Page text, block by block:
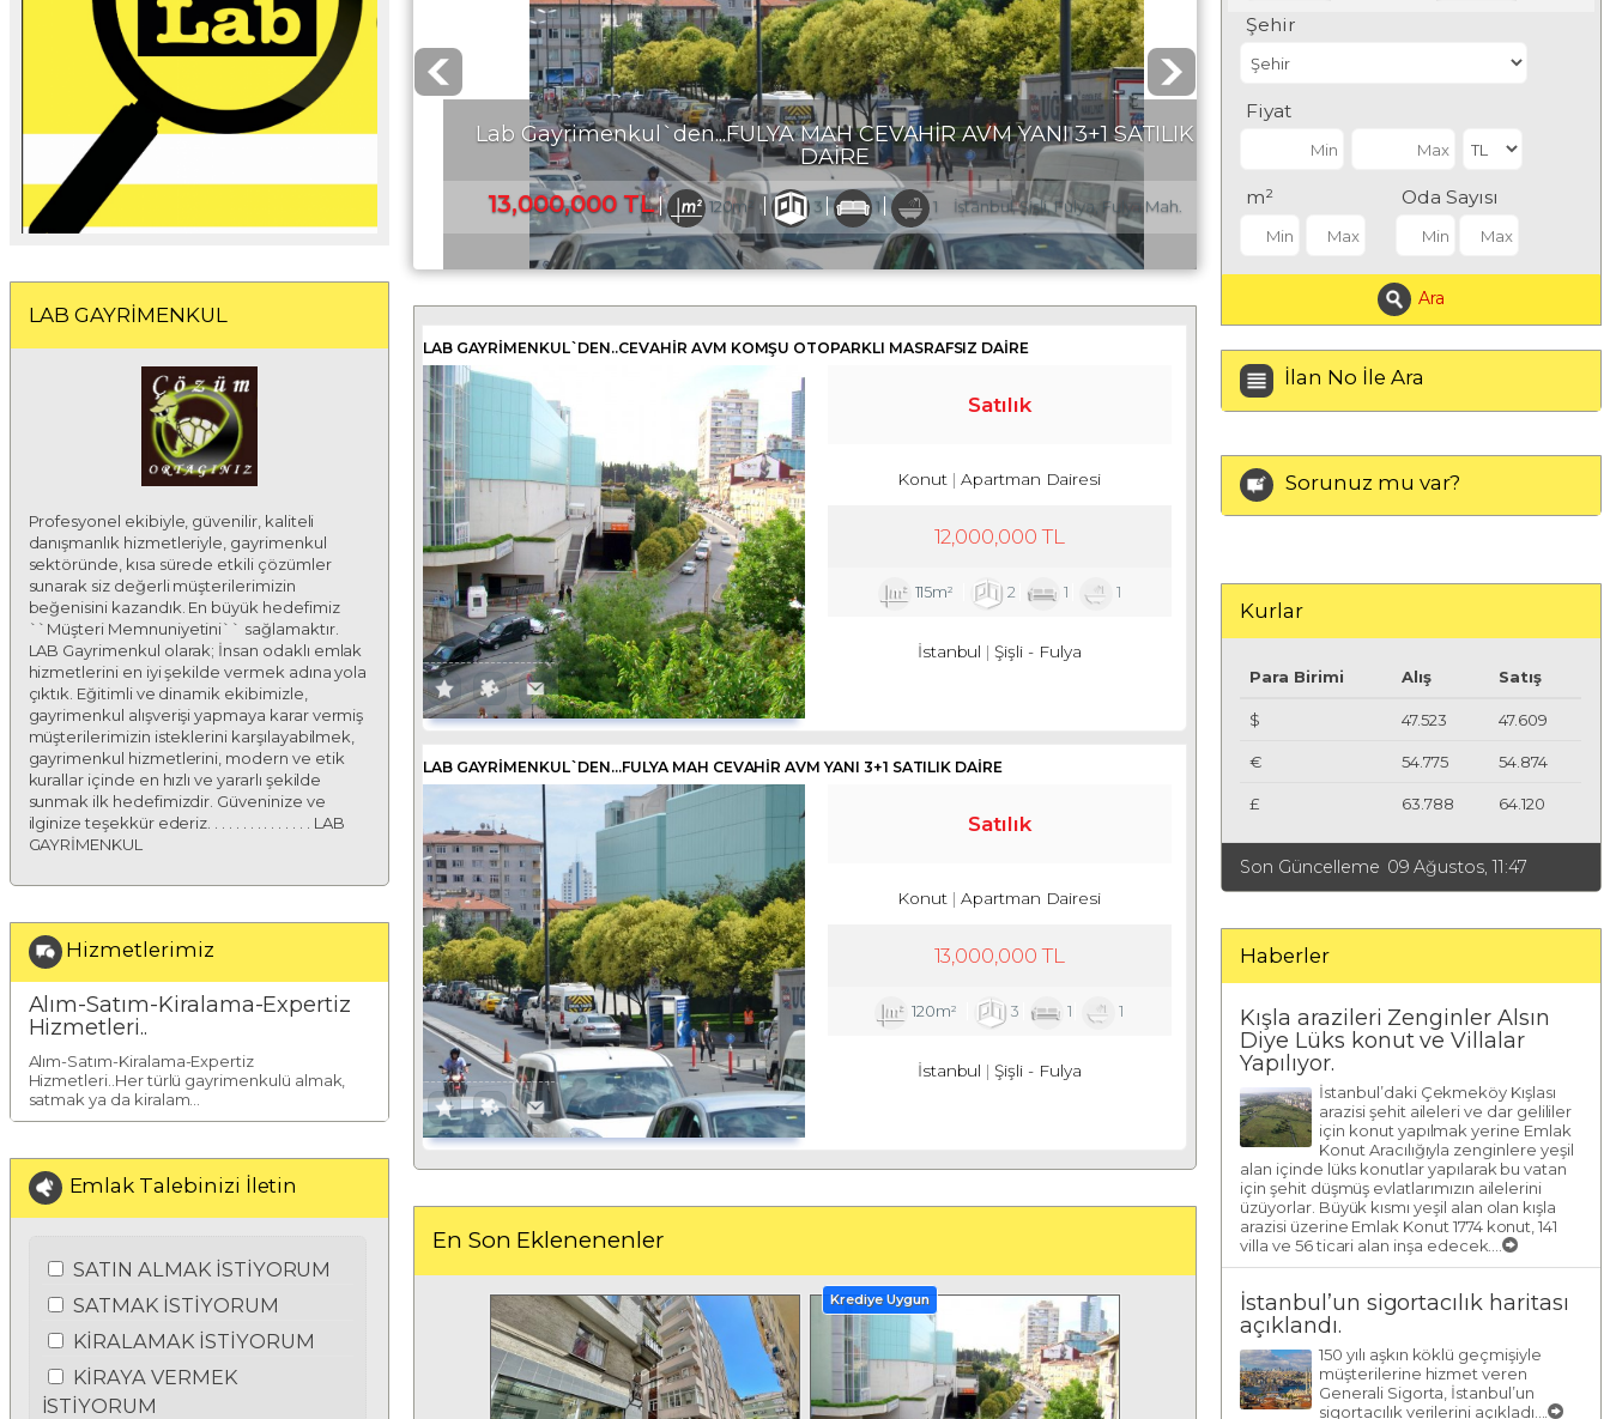
LAB GAYRİMENKUL
Profesyonel ekibiyle, güvenilir, kaliteli
danışmanlık hizmetleriyle, gayrimenkul
sektöründe, kısa sürede etkili çözümler
sunarak siz değerli müşterilerimizin
beğenisini kazandık. En büyük hedefimiz
``Müşteri Memnuniyetini`` sağlamaktır.
LAB Gayrimenkul olarak; İnsan odaklı emlak
hizmetlerini en iyi şekilde vermek adına yola
çıktık. Eğitimli ve dinamik ekibimizle,
gayrimenkul alışverişi yapmaya karar vermiş
müşterilerimizin isteklerini karşılayabilmek,
gayrimenkul hizmetlerini, modern ve etik
kurallar içinde en hızlı ve yararlı şekilde
sunmak ilk hedefimizdir. Güveninize ve
ilginize teşekkür ederiz. . . . . . . . . . . . . . . LAB
GAYRİMENKUL
Hizmetlerimiz
Alım-Satım-Kiralama-Expertiz
Hizmetleri..
Alım-Satım-Kiralama-Expertiz
Hizmetleri..Her türlü gayrimenkulü almak,
satmak ya da kiralam...
Emlak Talebinizi İletin
SATIN ALMAK İSTİYORUM
SATMAK İSTİYORUM
KİRALAMAK İSTİYORUM
KİRAYA VERMEK
İSTİYORUM
Lab Gayrimenkul`den...FULYA MAH CEVAHİR AVM YANI 3+1 SATILIK
DAİRE
13,000,000 TL 120m² 3 1 1 İstanbul, Şişli, Fulya, Fulya Mah.
LAB GAYRIMENKUL`DEN..CEVAHİR AVM KOMŞU OTOPARKLI MASRAFSIZ DAİRE
Satılık
Konut Apartman Dairesi
12,000,000 TL
115m² 2 1 1
İstanbul Şişli - Fulya
LAB GAYRIMENKUL`DEN...FULYA MAH CEVAHİR AVM YANI 3+1 SATILIK DAİRE
Satılık
Konut Apartman Dairesi
13,000,000 TL
120m² 3 1 1
İstanbul Şişli - Fulya
En Son Eklenenenler
Krediye Uygun
Şehir
Fiyat
m² Oda Sayısı
Ara
İlan No İle Ara
Sorunuz mu var?
Kurlar
Para Birimi Alış Satış
$ 47.523 47.609
€ 54.775 54.874
£ 63.788 64.120
Son Güncelleme 09 Ağustos, 11:47
Haberler
Kışla arazileri Zenginler Alsın
Diye Lüks konut ve Villalar
Yapılıyor.
İstanbul’daki Çekmeköy Kışlası
arazisi şehit aileleri ve dar gelililer
için konut yapılmak yerine Emlak
Konut Aracılığıyla zenginlere yeşil
alan içinde lüks konutlar yapılarak bu vatan
için şehit düşmüş evlatlarımızın ailelerini
üzüyorlar. Büyük kısmı yeşil alan olan kışla
arazisi üzerine Emlak Konut 1774 konut, 141
villa ve 56 ticari alan inşa edecek....
İstanbul’un sigortacılık haritası
açıklandı.
150 yılı aşkın köklü geçmişiyle
müşterilerine hizmet veren
Generali Sigorta, İstanbul’un
sigortacılık verilerini açıkladı....